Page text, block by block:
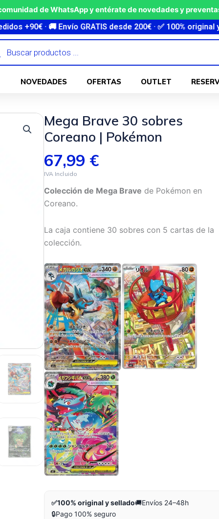
de WhatsApp y entérate de novedades y
GRATIS desde 200€ · ✅ 100% original y sellado · ⚡
NOVEDADES OFERTAS OUTLET
Mega Brave 30 sobres
Coreano | Pokémon
67,99 €
Colección de Mega Brave de Pokémon en
Coreano.
La caja contiene 30 sobres con 5 cartas de la
colección.
✅100% original y sellado🚚Envíos 24–48h
🔒Pago 100% seguro